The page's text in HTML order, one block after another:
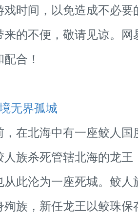
时间，以免造成不必
的不便，敬请见谅。
合！
无界孤城
在北海中有一座鲛人国
族杀死管辖北海的龙王
从此沦为一座死城。鲛
殉族，新任龙王以鲛珠保